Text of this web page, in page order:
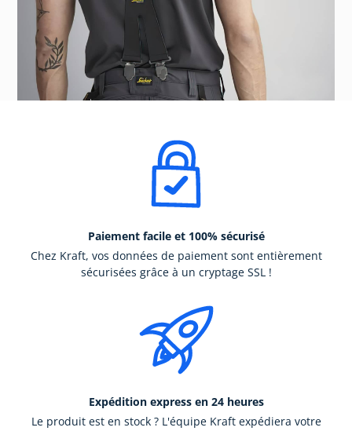
Paiement facile et 100% sécurisé
Chez Kraft, vos données de paiement sont entièrement
sécurisées grâce à un cryptage SSL !
Expédition express en 24 heures
Le produit est en stock ? L'équipe Kraft expédiera votre